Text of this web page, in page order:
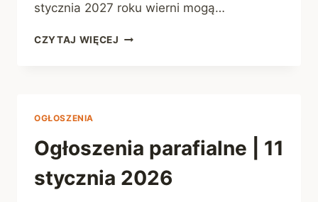
stycznia 2027 roku wierni mogą…
CZYTAJ WIĘCEJ OGŁOSZENIA
OGŁOSZENIA
Ogłoszenia parafialne | 11
stycznia 2026